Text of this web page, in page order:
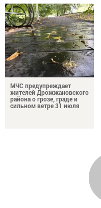
МЧС предупреждает
жителей Дрожжановского
района о грозе, граде и
сильном ветре 31 июля